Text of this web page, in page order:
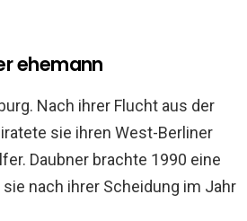
ehemann
Nach ihrer Flucht aus der
sie ihren West-Berliner
Daubner brachte 1990 eine
nach ihrer Scheidung im Jahr